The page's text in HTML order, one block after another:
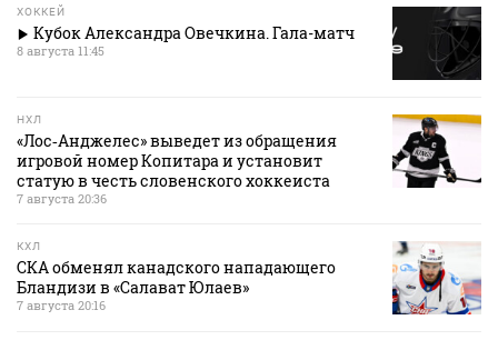
ХОККЕЙ
Кубок Александра Овечкина. Гала-матч
8 августа 11:45
НХЛ
«Лос‑Анджелес» выведет из обращения
игровой номер Копитара и установит
статую в честь словенского хоккеиста
7 августа 20:36
КХЛ
СКА обменял канадского нападающего
Бландизи в «Салават Юлаев»
7 августа 20:16